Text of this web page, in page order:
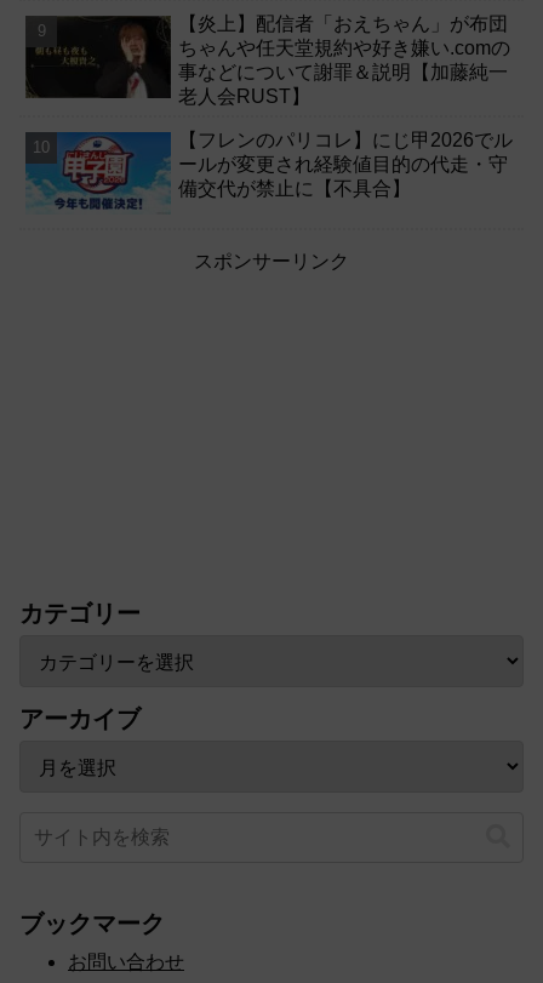
【炎上】配信者「おえちゃん」が布団
ちゃんや任天堂規約や好き嫌い.comの
事などについて謝罪＆説明【加藤純一
老人会RUST】
【フレンのパリコレ】にじ甲2026でル
ールが変更され経験値目的の代走・守
備交代が禁止に【不具合】
スポンサーリンク
カテゴリー
アーカイブ
ブックマーク
お問い合わせ